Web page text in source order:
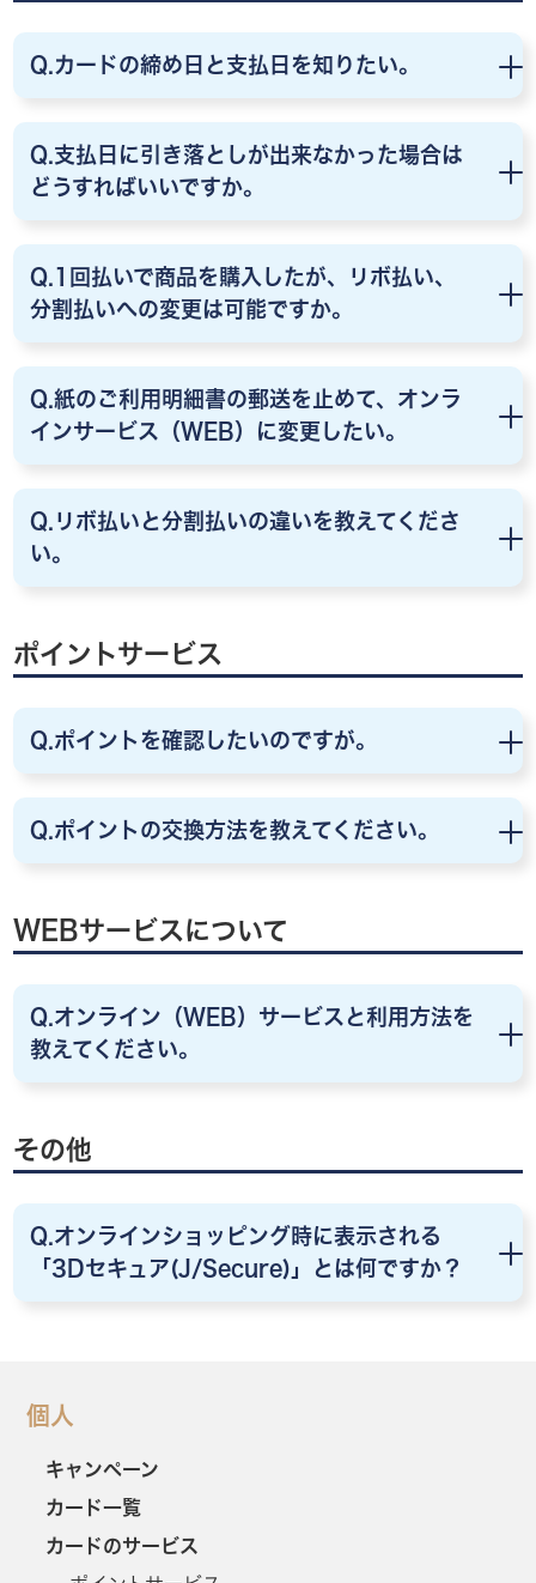
Q.カードの締め日と支払日を知りたい。
Q.支払日に引き落としが出来なかった場合は
どうすればいいですか。
Q.1回払いで商品を購入したが、リボ払い、
分割払いへの変更は可能ですか。
Q.紙のご利用明細書の郵送を止めて、オンラ
インサービス（WEB）に変更したい。
Q.リボ払いと分割払いの違いを教えてくださ
い。
ポイントサービス
Q.ポイントを確認したいのですが。
Q.ポイントの交換方法を教えてください。
WEBサービスについて
Q.オンライン（WEB）サービスと利用方法を
教えてください。
その他
Q.オンラインショッピング時に表示される
「3Dセキュア(J/Secure)」とは何ですか？
個人
キャンペーン
カード一覧
カードのサービス